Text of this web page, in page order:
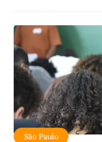
São Paulo